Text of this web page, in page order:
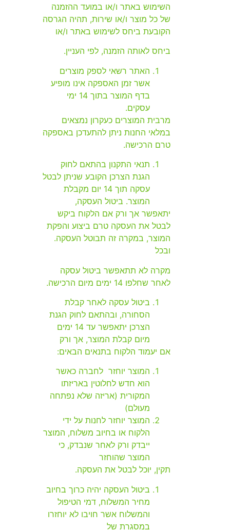
השימוש באתר ו/או במועד ההזמנה
של כל מוצר ו/או שירות, תהיה הגרסה
הקובעת ביחס לשימוש באתר ו/או
ביחס לאותה הזמנה, לפי העניין.
האתר רשאי לספק מוצרים
אשר זמן האספקה אינו מופיע
בדף המוצר בתוך 14 ימי
עסקים.
מרבית המוצרים כעקרון נמצאים
במלאי החנות ניתן להתעדכן באספקה
טרם הרכישה.
תנאי התקנון בהתאם לחוק
הגנת הצרכן הקובע שניתן לבטל
עסקה תוך 14 יום מקבלת
המוצר. ביטול העסקה,
יתאפשר אך ורק אם הלקוח ביקש
לבטל את העסקה טרם ביצוע והפקת
המוצר, במקרה זה תבוטל העסקה.
ובכל
מקרה לא תתאפשר ביטול עסקה
לאחר שחלפו 14 ימים מיום הרכישה.
ביטול עסקה לאחר קבלת
הסחורה, ובהתאם לחוק הגנת
הצרכן יתאפשר עד 14 ימים
מיום קבלת המוצר, אך ורק
אם יעמוד הלקוח בתנאים הבאים:
המוצר יוחזר לחברה כאשר
הוא חדש לחלוטין באריזתו
המקורית (אריזה שלא נפתחה
מעולם)
המוצר יוחזר לחנות על ידי
הלקוח או בחיוב משלוח, המוצר
ייבדק ורק לאחר שנבדק, כי
המוצר שהוחזר
תקין, יוכל לבטל את העסקה.
ביטול העסקה יהיה כרוך בחיוב
מחיר המשלוח, דמי הטיפול
והמשלוח אשר חויבו לא יוחזרו
במסגרת של